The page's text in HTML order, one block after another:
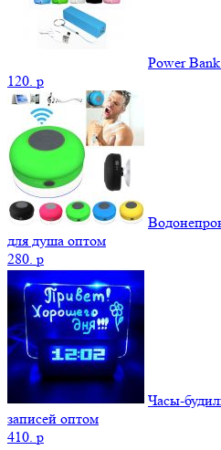
Power
120. p
для душа оптом
280. p
Часы-
записей оптом
410. p